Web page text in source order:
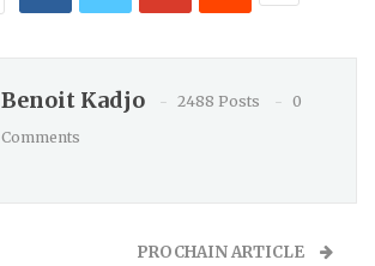
Benoit Kadjo 2488 Posts
0
Comments
PROCHAIN ARTICLE